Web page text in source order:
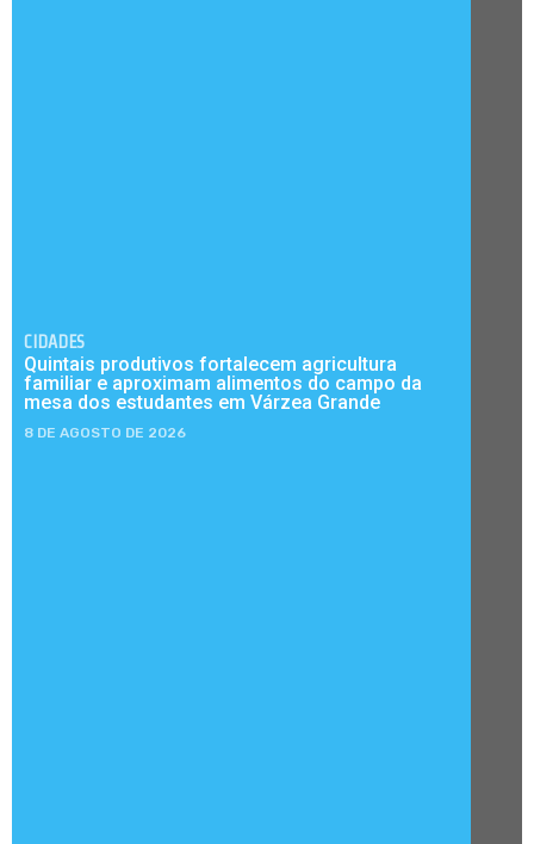
CIDADES
Quintais produtivos fortalecem agricultura
familiar e aproximam alimentos do campo da
mesa dos estudantes em Várzea Grande
8 DE AGOSTO DE 2026